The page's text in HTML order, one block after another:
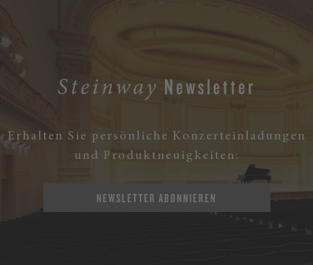
Steinway Newsletter
Erhalten Sie persönliche Konzerteinladungen
und Produktneuigkeiten:
NEWSLETTER ABONNIEREN